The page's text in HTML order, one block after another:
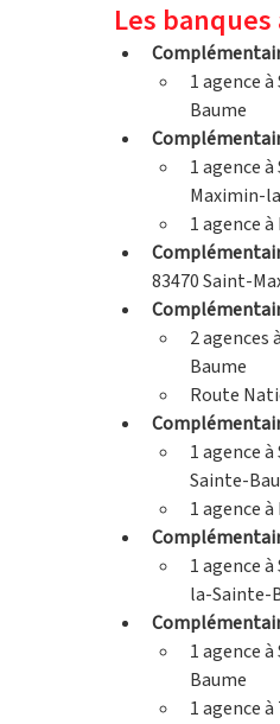
Les
1 agence
Baume
1 agence
Maximin-
1 agence
83470 Saint-
2 agences
Baume
Route
1 agence
Sainte-
1 agence
1 agence
la-Sainte-
1 agence
Baume
1 agence